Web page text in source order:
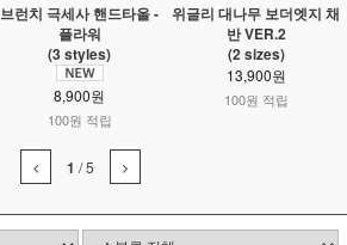
브런치 극세사 핸드타올 -
플라워
(3 styles)
8,900원
100원 적립
위글리 대나무 보더엣지 채
반 VER.2
(2 sizes)
13,900원
100원 적립
1 /5